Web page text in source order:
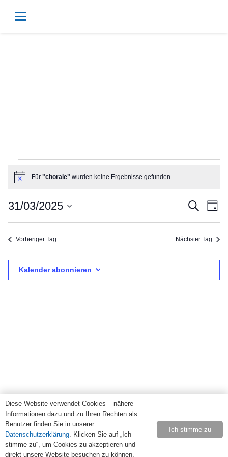
Veranstaltungen
für
31
März
HinweisFür "chorale" wurden keine Ergebnisse gefunden.
und
Suche
Tag
31/03/2025
Vorheriger Tag Nächster Tag
Kalender abonnieren
Diese Website verwendet Cookies – nähere
Informationen dazu und zu Ihren Rechten als
Benutzer finden Sie in unserer
Datenschutzerklärung. Klicken Sie auf „Ich
stimme zu“, um Cookies zu akzeptieren und
direkt unsere Website besuchen zu können.
Ich stimme zu